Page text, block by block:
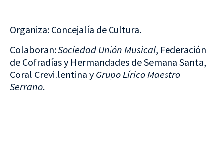
Organiza: Concejalía de Cultura.
Colaboran:Sociedad Unión Musical, Federación
de Cofradías y Hermandades de Semana Santa,
Coral Crevillentina y Grupo Lírico Maestro
Serrano.